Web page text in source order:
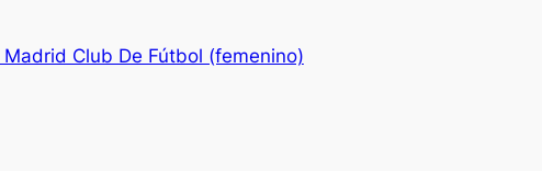
Madrid Club De Fútbol (femenino)